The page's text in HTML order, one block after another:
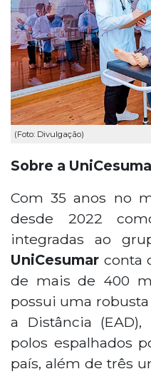
(Foto: Divulgação)
Sobre a
Com 35 anos no
desde 2022
integradas ao
UniCesumar conta
de mais de 400
possui uma
a Distância
polos espalhados
país, além de três